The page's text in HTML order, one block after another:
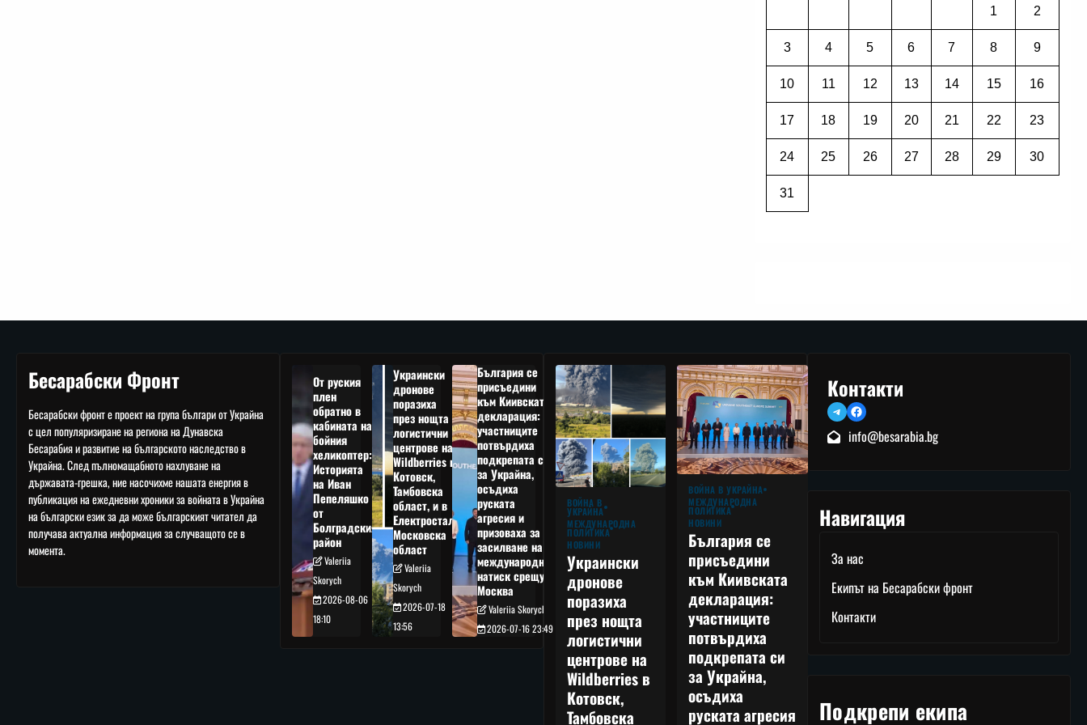
1 2
3 4 5 6 7 8 9
10 11 12 13 14 15 16
17 18 19 20 21 22 23
24 25 26 27 28 29 30
31
Бесарабски Фронт
Бесарабски фронт е проект на група българи от Украйна
с цел популяризиране на региона на Дунавска
Бесарабия и развитие на българското наследство в
Украйна. След пълномащабното нахлуване на
държавата-грешка, ние насочихме нашата енергия в
публикация на ежедневни хроники за войната в Украйна
на български език за да може българският читател да
получава актуална информация за случващото се в
момента.
От руския
плен
обратно в
кабината на
бойния
хеликоптер:
Историята
на Иван
Пепеляшко
от
Болградския
район
Valeriia
Skorych
2026-08-06
18:10
Украински
дронове
поразиха
през нощта
логистични
центрове на
Wildberries в
Котовск,
Тамбовска
област, и в
Електростал,
Московска
област
Valeriia
Skorych
2026-07-18
13:56
България се
присъедини
към Киивската
декларация:
участниците
потвърдиха
подкрепата си
за Украйна,
осъдиха
руската
агресия и
призоваха за
засилване на
международния
натиск срещу
Москва
Valeriia Skorych
2026-07-16 23:49
ВОЙНА В
УКРАЙНА
МЕЖДУНАРОДНА
ПОЛИТИКА
НОВИНИ
Украински
дронове
поразиха
през нощта
логистични
центрове на
Wildberries в
Котовск,
Тамбовска
ВОЙНА В УКРАЙНА
МЕЖДУНАРОДНА
ПОЛИТИКА
НОВИНИ
България се
присъедини
към Киивската
декларация:
участниците
потвърдиха
подкрепата си
за Украйна,
осъдиха
руската агресия
Контакти
TelegramFacebook
info@besarabia.bg
Навигация
За нас
Екипът на Бесарабски фронт
Контакти
Подкрепи екипа